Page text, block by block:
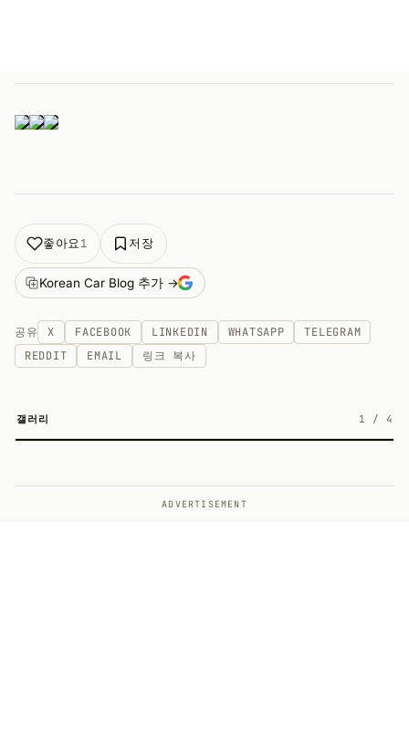
좋아요1 저장
Korean Car Blog 추가 →
공유 X FACEBOOK LINKEDIN WHATSAPP
TELEGRAM
REDDIT
EMAIL 링크 복사
갤러리 1 / 4
ADVERTISEMENT